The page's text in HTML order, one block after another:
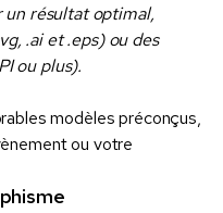
un résultat optimal,
.ai et .eps) ou des
ou plus).
modèles préconçus,
ou votre